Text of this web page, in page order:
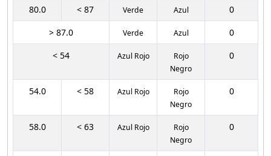
80.0
< 87 Verde Azul
0
> 87.0
Verde Azul
0
< 54
Azul Rojo
Rojo
Negro
0
54.0 < 58 Azul Rojo
Rojo
Negro
0
58.0 < 63 Azul Rojo
Rojo
Negro
0